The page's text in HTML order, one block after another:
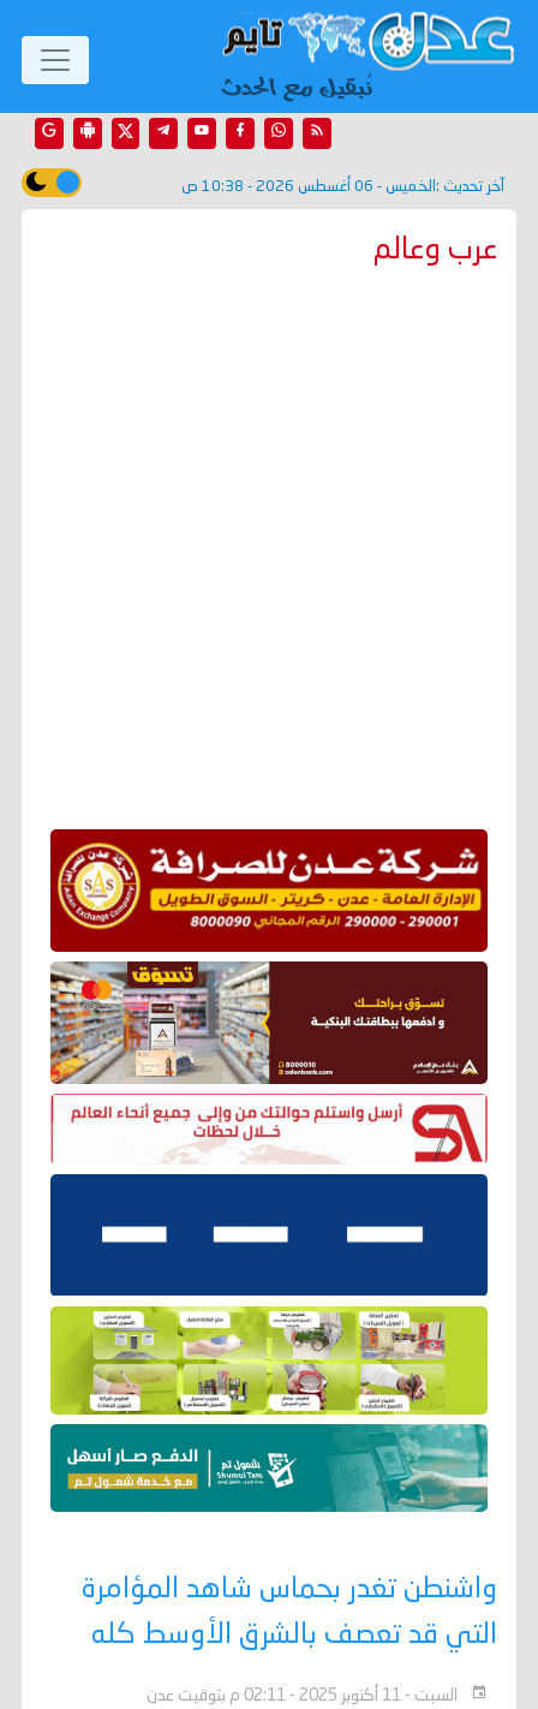
آخر تحديث : الخميس - 06 أغسطس 2026 - 10:38 ص
عرب وعالم
واشنطن تغدر بحماس شاهد المؤامرة
التي قد تعصف بالشرق الأوسط كله
السبت - 11 أكتوبر 2025 - 02:11 م بتوقيت عدن